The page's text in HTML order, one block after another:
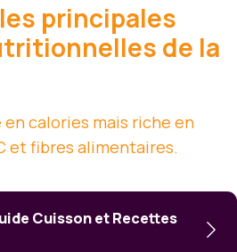
principales
de la
calories mais riche en
et fibres alimentaires.
Cuisson et Recettes